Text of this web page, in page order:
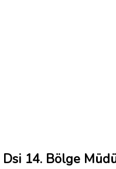
Dsi 14. Bölge